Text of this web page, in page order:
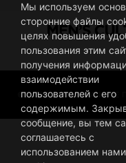
© 2019 BUSINESSMAN.
Мы используем
сторонние файлы
целях повышения
пользования этим
получения
взаимодействии
пользователей с его
содержимым.
сообщение, вы тем
соглашаетесь с
использованием